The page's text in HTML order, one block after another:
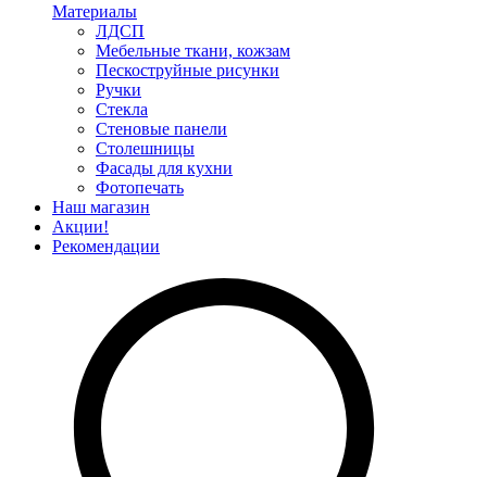
Материалы
ЛДСП
Мебельные ткани, кожзам
Пескоструйные рисунки
Ручки
Стекла
Стеновые панели
Столешницы
Фасады для кухни
Фотопечать
Наш магазин
Акции!
Рекомендации